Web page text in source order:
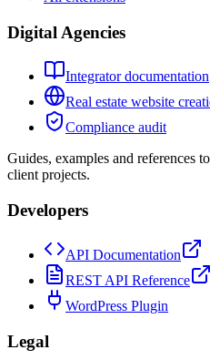
Digital Agencies
Integrator documentation
Real estate website
Compliance audit
Guides, examples and references
client projects.
Developers
API Documentation
REST API Reference
WordPress Plugin
Legal